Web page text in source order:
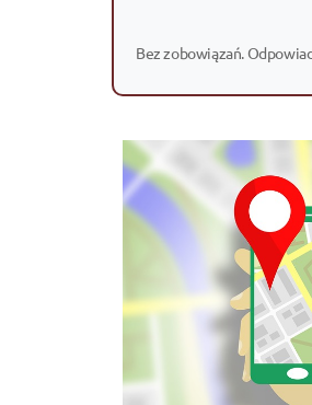
Bez zobowiązań.